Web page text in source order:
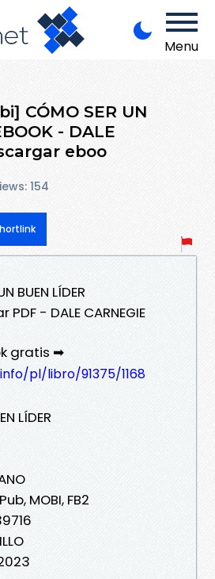
Menu
CÓMO SER UN
- DALE
eboo
154
BUEN LÍDER
- DALE CARNEGIE
gratis ➡
pl/libro/91375/1168
LÍDER
MOBI, FB2